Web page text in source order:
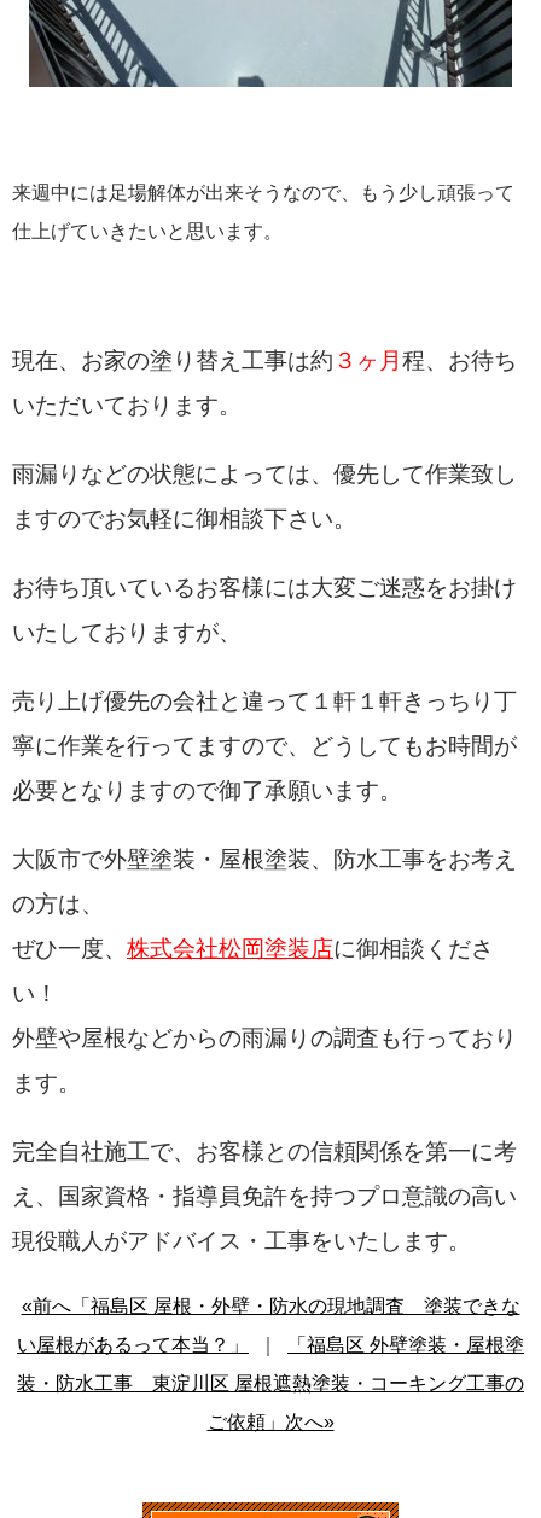
来週中には足場解体が出来そうなので、もう少し頑張って
仕上げていきたいと思います。
現在、お家の塗り替え工事は約 ３ ヶ月 程、お待ち
いただいております。
雨漏りなどの状態によっては、優先して作業致し
ますのでお気軽に御相談下さい。
お待ち頂いているお客様には大変ご迷惑をお掛け
いたしておりますが、
売り上げ優先の会社と違って１軒１軒きっちり丁
寧に作業を行ってますので、どうしてもお時間が
必要となりますので御了承願います。
大阪市で外壁塗装・屋根塗装、防水工事をお考え
の方は、
ぜひ一度、 株式会社松岡塗装店に御相談くださ
い！
外壁や屋根などからの雨漏りの調査も行っており
ます。
完全自社施工で、お客様との信頼関係を第一に考
え、国家資格・ 指導員免許を持つプロ意識の高い
現役職人がアドバイス・工事をいたします。
«前へ「福島区 屋根・外壁・防水の現地調査 塗装できな
い屋根があるって本当？」
「福島区 外壁塗装・屋根塗
装・防水工事 東淀川区 屋根遮熱塗装・コーキング工事の
ご依頼」次へ»